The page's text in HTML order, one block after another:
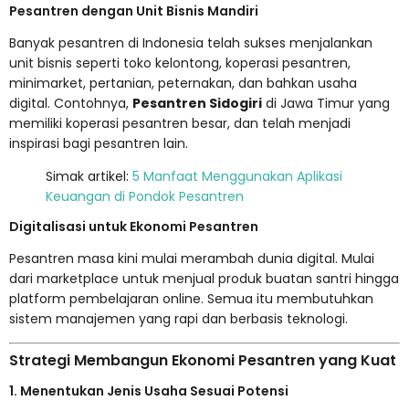
Pesantren dengan Unit Bisnis Mandiri
Banyak pesantren di Indonesia telah sukses menjalankan
unit bisnis seperti toko kelontong, koperasi pesantren,
minimarket, pertanian, peternakan, dan bahkan usaha
digital. Contohnya, Pesantren Sidogiri di Jawa Timur yang
memiliki koperasi pesantren besar, dan telah menjadi
inspirasi bagi pesantren lain.
Simak artikel: 5 Manfaat Menggunakan Aplikasi
Keuangan di Pondok Pesantren
Digitalisasi untuk Ekonomi Pesantren
Pesantren masa kini mulai merambah dunia digital. Mulai
dari marketplace untuk menjual produk buatan santri hingga
platform pembelajaran online. Semua itu membutuhkan
sistem manajemen yang rapi dan berbasis teknologi.
Strategi Membangun Ekonomi Pesantren yang Kuat
1. Menentukan Jenis Usaha Sesuai Potensi